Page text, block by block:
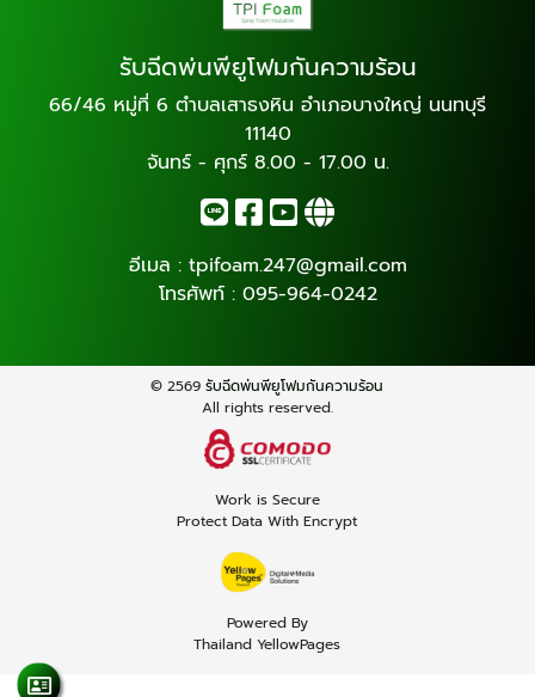
รับฉีดพ่นพียูโฟมกันความร้อน
66/46 หมู่ที่ 6 ตำบลเสาธงหิน อำเภอบางใหญ่ นนทบุรี
11140
จันทร์ - ศุกร์ 8.00 - 17.00 น.
อีเมล : tpifoam.247@gmail.com
โทรศัพท์ : 095-964-0242
© 2569รับฉีดพ่นพียูโฟมกันความร้อน
All rights reserved.
Work is Secure
Protect Data With Encrypt
Powered By
Thailand YellowPages